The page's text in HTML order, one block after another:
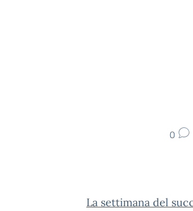
0
La settimana del